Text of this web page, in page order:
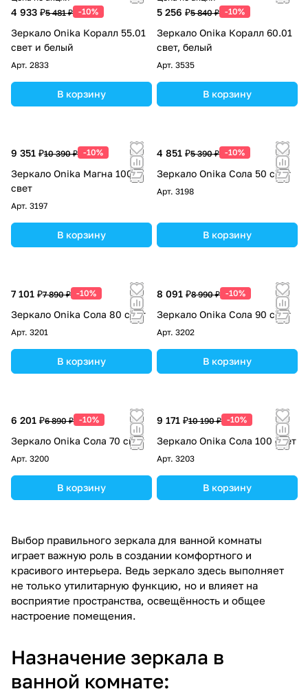
4 933 ₽5 481 ₽ -10%
Зеркало Onika Коралл 55.01
свет и белый
Арт. 2833
В корзину
5 256 ₽5 840 ₽ -10%
Зеркало Onika Коралл 60.01
свет, белый
Арт. 3535
В корзину
9 351 ₽10 390 ₽ -10%
Зеркало Onika Магна 100
свет
Арт. 3197
В корзину
4 851 ₽5 390 ₽ -10%
Зеркало Onika Сола 50 свет
Арт. 3198
В корзину
7 101 ₽7 890 ₽ -10%
Зеркало Onika Сола 80 свет
Арт. 3201
В корзину
8 091 ₽8 990 ₽ -10%
Зеркало Onika Сола 90 свет
Арт. 3202
В корзину
6 201 ₽6 890 ₽ -10%
Зеркало Onika Сола 70 свет
Арт. 3200
В корзину
9 171 ₽10 190 ₽ -10%
Зеркало Onika Сола 100 свет
Арт. 3203
В корзину
Выбор правильного зеркала для ванной комнаты
играет важную роль в создании комфортного и
красивого интерьера. Ведь зеркало здесь выполняет
не только утилитарную функцию, но и влияет на
восприятие пространства, освещённость и общее
настроение помещения.
Назначение зеркала в
ванной комнате: